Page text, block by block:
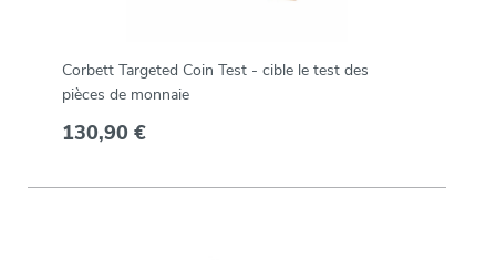
Corbett Targeted Coin Test - cible le test des
pièces de monnaie
130,90 €